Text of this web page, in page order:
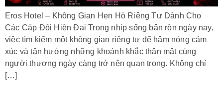
Eros Hotel – Không Gian Hẹn Hò Riêng Tư Dành Cho
Các Cặp Đôi Hiện Đại Trong nhịp sống bận rộn ngày nay,
việc tìm kiếm một không gian riêng tư để hâm nóng cảm
xúc và tận hưởng những khoảnh khắc thân mật cùng
người thương ngày càng trở nên quan trọng. Không chỉ
[…]